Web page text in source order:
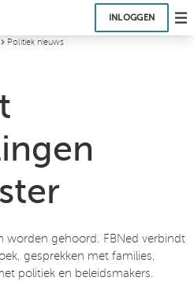
INLOGGEN
Politiek nieuws
worden gehoord. FBNed verbindt
gesprekken met families,
politiek en beleidsmakers.